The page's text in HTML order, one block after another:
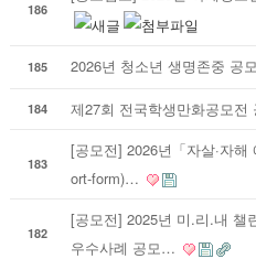
186
185 2026년 청소년 생명존중 공
184 제27회 전국학생만화공모전
183
[공모전] 2026년「자살·자
ort-form)…
182
[공모전] 2025년 미.리.내 챌
우수사례 공모…